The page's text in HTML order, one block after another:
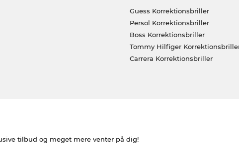
Guess Korrektionsbriller
Persol Korrektionsbriller
Boss Korrektionsbriller
Tommy Hilfiger
Carrera Korrektionsbriller
tilbud og meget mere venter på dig!